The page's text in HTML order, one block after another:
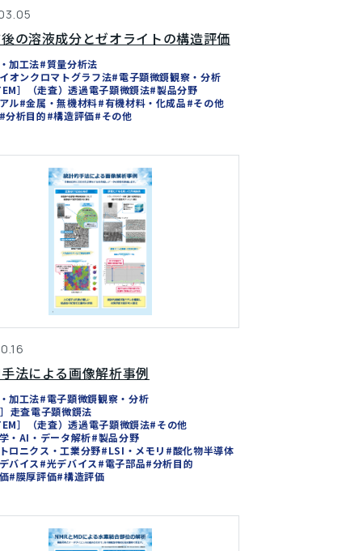
の溶液成分とゼオライトの構造評価
加工法#質量分析法
オンクロマトグラフ法#電子顕微鏡観察・分析
］（走査）透過電子顕微鏡法#製品分野
ル#金属・無機材料#有機材料・化成品#その他
#分析目的#構造評価#その他
法による画像解析事例
加工法#電子顕微鏡観察・分析
走査電子顕微鏡法
］（走査）透過電子顕微鏡法#その他
・AI・データ解析#製品分野
ロニクス・工業分野#LSI・メモリ #酸化物半導体
バイス#光デバイス#電子部品#分析目的
#膜厚評価#構造評価